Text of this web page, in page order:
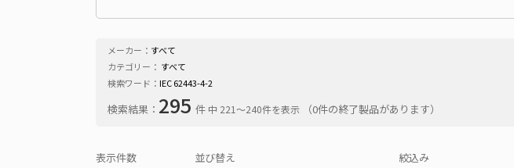
メーカー： すべて
カテゴリー： すべて
検索ワード： IEC 62443-4-2
検索結果： 295 件 中 221〜240件を表示 （0件の終了製品があります）
表示件数 並び替え
絞込み